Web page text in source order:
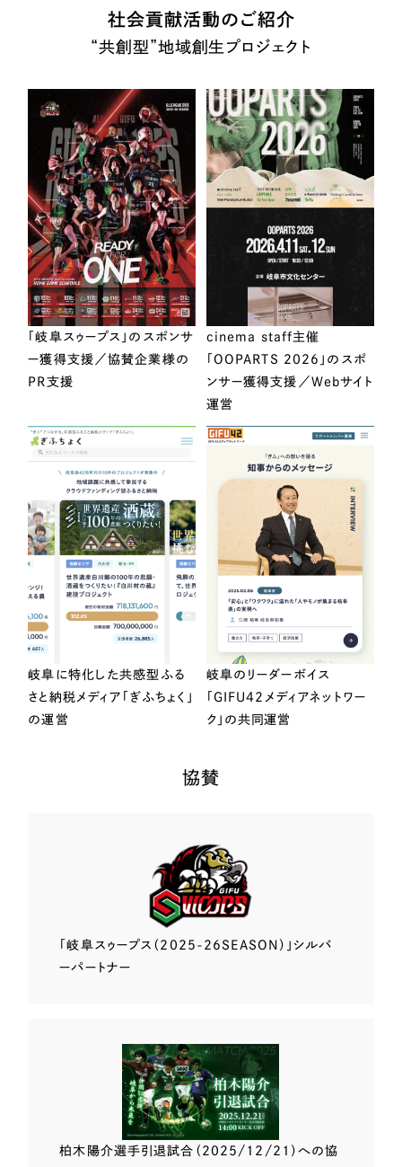
社会貢献活動のご紹介
“共創型”地域創生プロジェクト
「岐阜スゥープス」のスポンサ
ー獲得支援／協賛企業様の
PR支援
cinema staff主催
「OOPARTS 2026」のスポ
ンサー獲得支援／Webサイト
運営
岐阜に特化した共感型ふる
さと納税メディア「ぎふちょく」
の運営
岐阜のリーダーボイス
「GIFU42メディアネットワー
ク」の共同運営
協賛
「岐阜スゥープス （2025-26SEASON）」 シルバ
ーパートナー
柏木陽介選手引退試合（2025/12/21）への協